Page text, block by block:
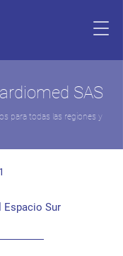
SAS
para todas las regiones y
Espacio Sur